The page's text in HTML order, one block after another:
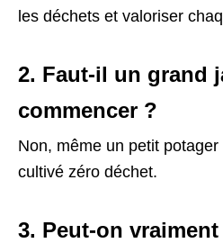
les déchets et valoriser
2. Faut-il un grand
commencer ?
Non, même un petit
cultivé zéro déchet.
3. Peut-on